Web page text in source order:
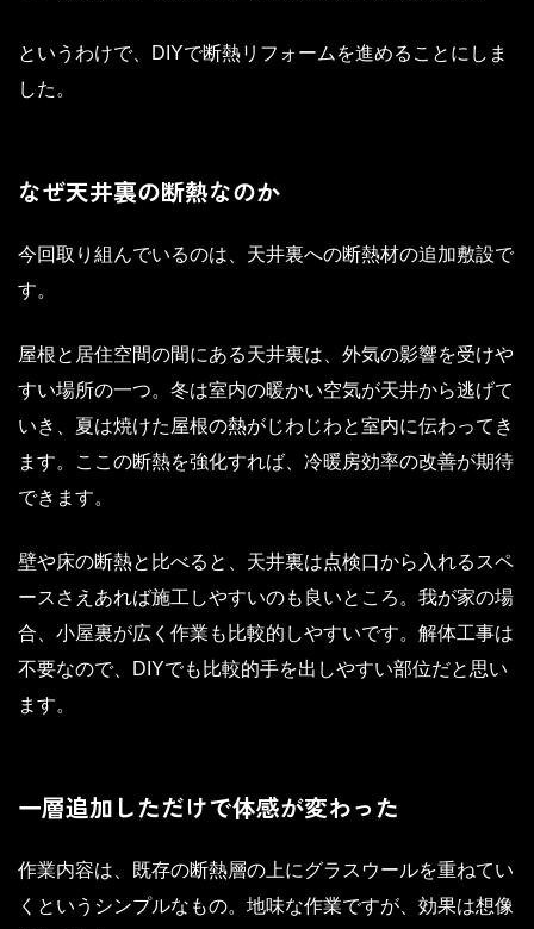
というわけで、DIYで断熱リフォームを進めることにしま
した。
なぜ天井裏の断熱なのか
今回取り組んでいるのは、天井裏への断熱材の追加敷設で
す。
屋根と居住空間の間にある天井裏は、外気の影響を受けや
すい場所の一つ。冬は室内の暖かい空気が天井から逃げて
いき、夏は焼けた屋根の熱がじわじわと室内に伝わってき
ます。ここの断熱を強化すれば、冷暖房効率の改善が期待
できます。
壁や床の断熱と比べると、天井裏は点検口から入れるスペ
ースさえあれば施工しやすいのも良いところ。我が家の場
合、小屋裏が広く作業も比較的しやすいです。解体工事は
不要なので、DIYでも比較的手を出しやすい部位だと思い
ます。
一層追加しただけで体感が変わった
作業内容は、既存の断熱層の上にグラスウールを重ねてい
くというシンプルなもの。地味な作業ですが、効果は想像